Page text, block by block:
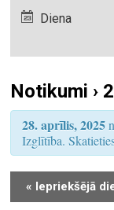
S
e
r
c
h
i
u
m
V
i
Diena
Notikumi ›
28. aprīlis, 2025
Izglītība.
« Iepriekšējā